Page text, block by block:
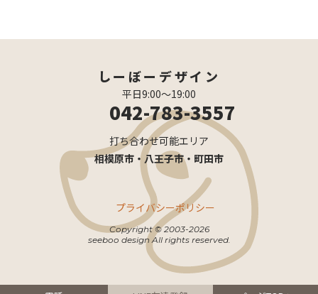
しーぼーデザイン
平日9:00〜19:00
042-783-3557
打ち合わせ可能エリア
相模原市・八王子市・町田市
プライバシーポリシー
Copyright © 2003-2026
seeboo design All rights reserved.